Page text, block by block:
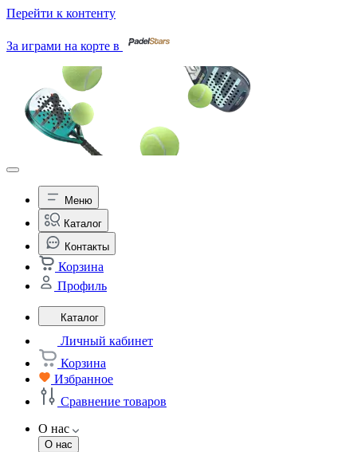
Перейти к контенту
За играми на корте в
Меню
Каталог
Контакты
Корзина
Профиль
Каталог
Личный кабинет
Корзина
Избранное
Сравнение товаров
О нас
О нас